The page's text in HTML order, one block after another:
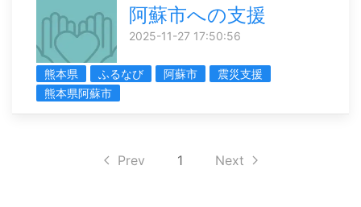
阿蘇市への支援
2025-11-27 17:50:56
熊本県 ふるなび 阿蘇市
震災支援
熊本県阿蘇市
Prev 1 Next